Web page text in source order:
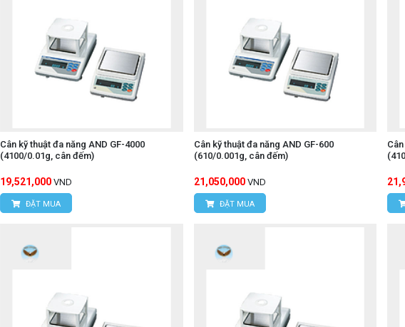
Cân kỹ thuật đa năng AND GF-4000
(4100/0.01g, cân đếm)
19,521,000 VND
ĐẶT MUA
Cân kỹ thuật đa năng AND GF-600
(610/0.001g, cân đếm)
21,050,000 VND
ĐẶT MUA